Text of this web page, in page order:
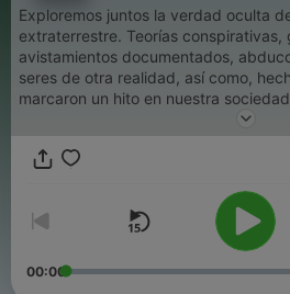
Exploremos juntos la verdad oculta
extraterrestre. Teorías conspirativas,
avistamientos documentados,
seres de otra realidad, así como,
marcaron un hito en nuestra
los enigmas que encierra esta...
00:00